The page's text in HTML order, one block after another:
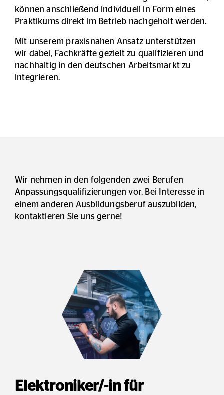
können anschließend individuell in Form eines
Praktikums direkt im Betrieb nachgeholt werden.
Mit unserem praxisnahen Ansatz unterstützen
wir dabei, Fachkräfte gezielt zu qualifizieren und
nachhaltig in den deutschen Arbeitsmarkt zu
integrieren.
Wir nehmen in den folgenden zwei Berufen
Anpassungsqualifizierungen vor. Bei Interesse in
einem anderen Ausbildungsberuf auszubilden,
kontaktieren Sie uns gerne!
Elektroniker/-in für